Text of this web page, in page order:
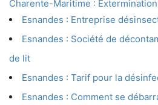
Charente-Maritime :
Esnandes : Entreprise
Esnandes : Société de
de lit
Esnandes : Tarif pour la
Esnandes : Comment se